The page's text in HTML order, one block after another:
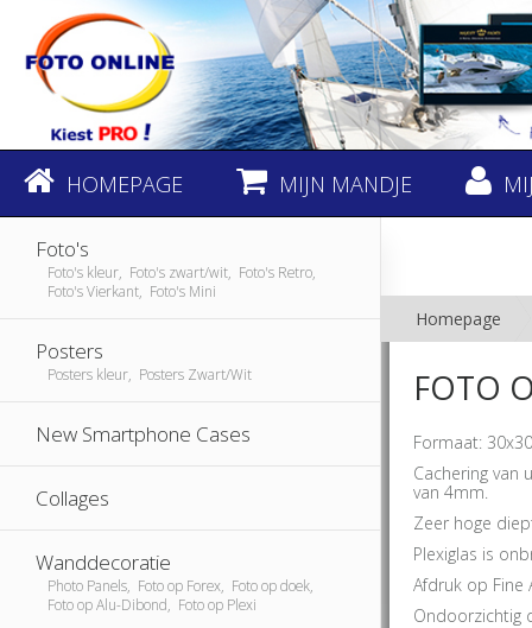
HOMEPAGE MIJN MANDJE
Foto's
Foto's kleur, Foto's zwart/wit, Foto's Retro,
Foto's Vierkant, Foto's Mini
Posters
Posters kleur, Posters Zwart/Wit
New Smartphone Cases
Collages
Wanddecoratie
Photo Panels, Foto op Forex, Foto op doek,
Foto op Alu-Dibond, Foto op Plexi
Homepage
FOTO
Formaat:
Cachering van
van 4mm.
Zeer hoge
Plexiglas is
Afdruk op
Ondoorzichtig